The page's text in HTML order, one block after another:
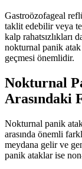
Gastroözofageal
taklit edebilir veya
kalp rahatsızlıkları
nokturnal panik
geçmesi önemlidir.
Nokturnal
Arasındaki
Nokturnal panik
arasında önemli
meydana gelir ve
panik ataklar ise